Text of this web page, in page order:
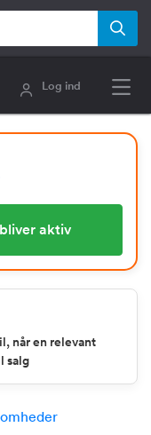
Log ind
aktiv
når en relevant
salg